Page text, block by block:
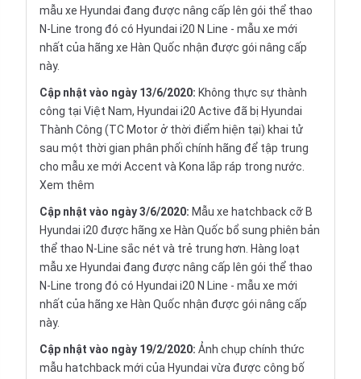
mẫu xe Hyundai đang được nâng cấp lên gói thể thao
N-Line trong đó có Hyundai i20 N Line - mẫu xe mới
nhất của hãng xe Hàn Quốc nhận được gói nâng cấp
này.
Cập nhật vào ngày 13/6/2020: Không thực sự thành
công tại Việt Nam, Hyundai i20 Active đã bị Hyundai
Thành Công (TC Motor ở thời điểm hiện tại) khai tử
sau một thời gian phân phối chính hãng để tập trung
cho mẫu xe mới Accent và Kona lắp ráp trong nước.
Xem thêm
Cập nhật vào ngày 3/6/2020: Mẫu xe hatchback cỡ B
Hyundai i20 được hãng xe Hàn Quốc bổ sung phiên bản
thể thao N-Line sắc nét và trẻ trung hơn. Hàng loạt
mẫu xe Hyundai đang được nâng cấp lên gói thể thao
N-Line trong đó có Hyundai i20 N Line - mẫu xe mới
nhất của hãng xe Hàn Quốc nhận được gói nâng cấp
này.
Cập nhật vào ngày 19/2/2020: Ảnh chụp chính thức
mẫu hatchback mới của Hyundai vừa được công bố